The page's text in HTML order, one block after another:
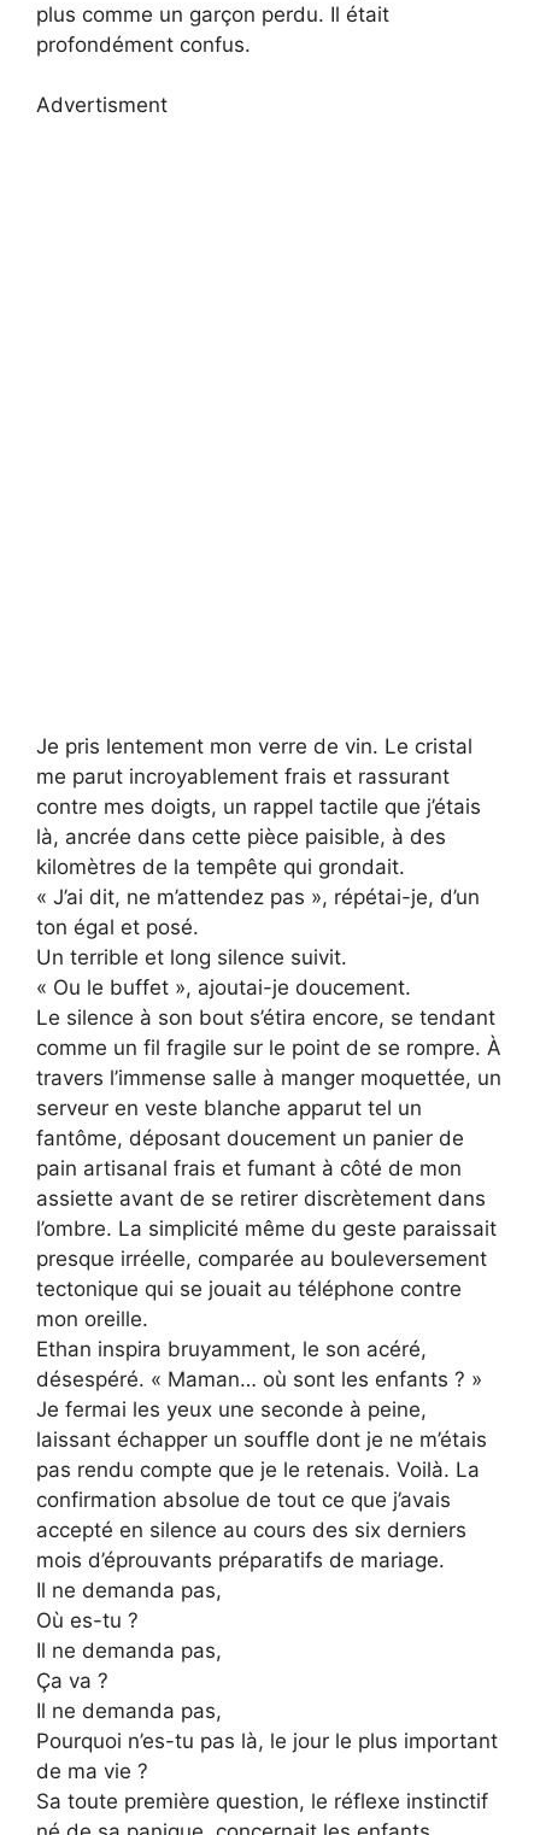
plus comme un garçon perdu. Il était
profondément confus.
Advertisment
Je pris lentement mon verre de vin. Le cristal
me parut incroyablement frais et rassurant
contre mes doigts, un rappel tactile que j’étais
là, ancrée dans cette pièce paisible, à des
kilomètres de la tempête qui grondait.
« J’ai dit, ne m’attendez pas », répétai-je, d’un
ton égal et posé.
Un terrible et long silence suivit.
« Ou le buffet », ajoutai-je doucement.
Le silence à son bout s’étira encore, se tendant
comme un fil fragile sur le point de se rompre. À
travers l’immense salle à manger moquettée, un
serveur en veste blanche apparut tel un
fantôme, déposant doucement un panier de
pain artisanal frais et fumant à côté de mon
assiette avant de se retirer discrètement dans
l’ombre. La simplicité même du geste paraissait
presque irréelle, comparée au bouleversement
tectonique qui se jouait au téléphone contre
mon oreille.
Ethan inspira bruyamment, le son acéré,
désespéré. « Maman… où sont les enfants ? »
Je fermai les yeux une seconde à peine,
laissant échapper un souffle dont je ne m’étais
pas rendu compte que je le retenais. Voilà. La
confirmation absolue de tout ce que j’avais
accepté en silence au cours des six derniers
mois d’éprouvants préparatifs de mariage.
Il ne demanda pas,
Où es-tu ?
Il ne demanda pas,
Ça va ?
Il ne demanda pas,
Pourquoi n’es-tu pas là, le jour le plus important
de ma vie ?
Sa toute première question, le réflexe instinctif